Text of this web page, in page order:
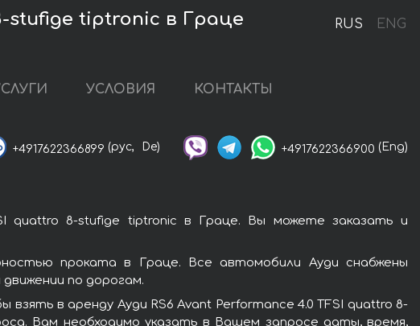
RUS ENG
stufige tiptronic в Граце
УСЛОВИЯ КОНТАКТЫ
+4917622366899 (рус, De) +4917622366900 (Eng)
quattro 8-stufige tiptronic в Граце. Вы можете заказать и
проката в Граце. Все автомобили Ауди снабжены
по дорогам.
в аренду Ауди RS6 Avant Performance 4.0 TFSI quattro 8-
Вам необходимо указать в Вашем запросе даты, время,